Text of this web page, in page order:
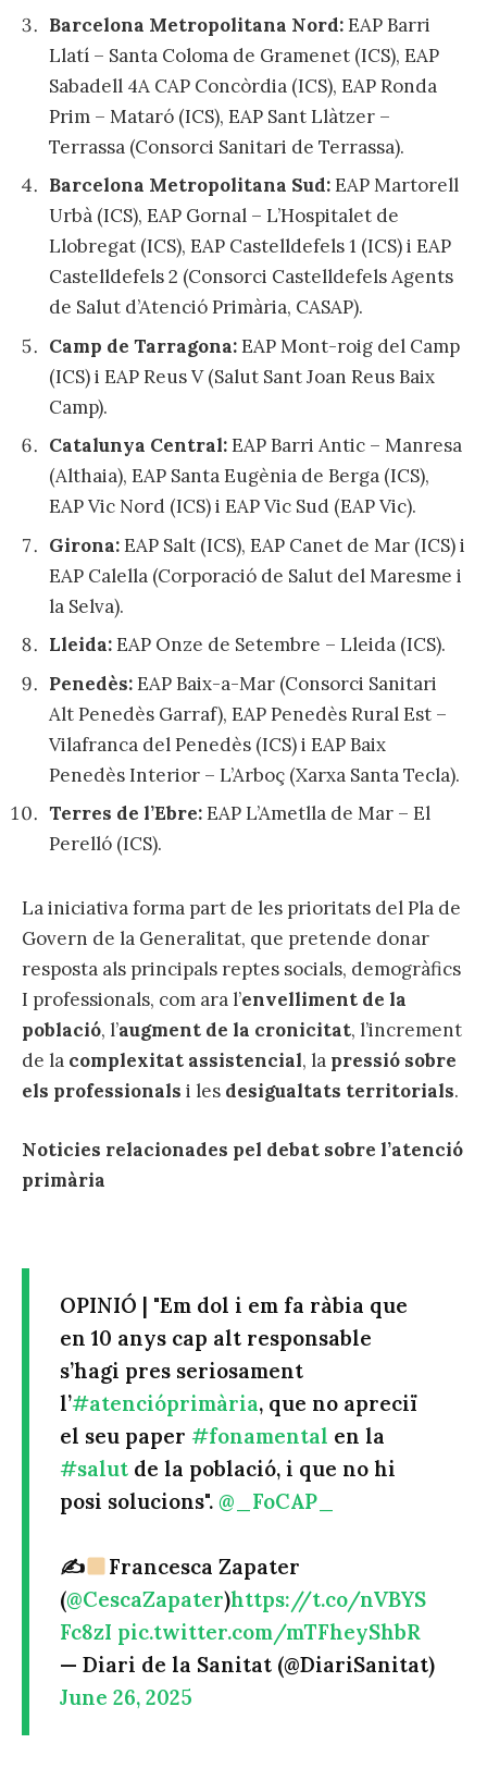
Barcelona Metropolitana Nord:EAP Barri
Llatí – Santa Coloma de Gramenet (ICS), EAP
Sabadell 4A CAP Concòrdia (ICS), EAP Ronda
Prim – Mataró (ICS), EAP Sant Llàtzer –
Terrassa (Consorci Sanitari de Terrassa).
Barcelona Metropolitana Sud:EAP Martorell
Urbà (ICS), EAP Gornal – L’Hospitalet de
Llobregat (ICS), EAP Castelldefels 1 (ICS) i EAP
Castelldefels 2 (Consorci Castelldefels Agents
de Salut d’Atenció Primària, CASAP).
Camp de Tarragona:EAP Mont-roig del Camp
(ICS) i EAP Reus V (Salut Sant Joan Reus Baix
Camp).
Catalunya Central:EAP Barri Antic – Manresa
(Althaia), EAP Santa Eugènia de Berga (ICS),
EAP Vic Nord (ICS) i EAP Vic Sud (EAP Vic).
Girona:EAP Salt (ICS), EAP Canet de Mar (ICS) i
EAP Calella (Corporació de Salut del Maresme i
la Selva).
Lleida:EAP Onze de Setembre – Lleida (ICS).
Penedès:EAP Baix-a-Mar (Consorci Sanitari
Alt Penedès Garraf), EAP Penedès Rural Est –
Vilafranca del Penedès (ICS) i EAP Baix
Penedès Interior – L’Arboç (Xarxa Santa Tecla).
Terres de l’Ebre:EAP L’Ametlla de Mar – El
Perelló (ICS).
La iniciativa forma part de les prioritats del Pla de
Govern de la Generalitat, que pretende donar
resposta als principals reptes socials, demogràfics
I professionals, com ara l’envelliment de la
població, l’augment de la cronicitat, l’increment
de la complexitat assistencial, la pressió sobre
els professionals i les desigualtats territorials.
Noticies relacionades pel debat sobre l’atenció
primària
OPINIÓ | "Em dol i em fa ràbia que
en 10 anys cap alt responsable
s’hagi pres seriosament
l’#atencióprimària, que no apreciï
el seu paper #fonamental en la
#salut de la població, i que no hi
posi solucions". @_FoCAP_
✍
Francesca Zapater
(@CescaZapater)https://t.co/nVBYS
Fc8zI pic.twitter.com/mTFheyShbR
— Diari de la Sanitat (@DiariSanitat)
June 26, 2025